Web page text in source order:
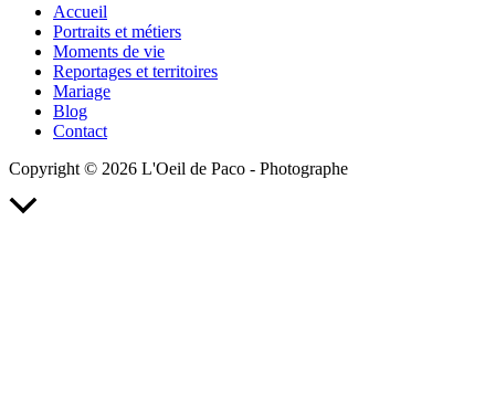
Accueil
Portraits et métiers
Moments de vie
Reportages et territoires
Mariage
Blog
Contact
Copyright © 2026 L'Oeil de Paco - Photographe